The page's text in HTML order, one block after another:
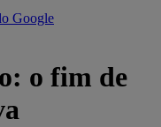
Google
o fim de